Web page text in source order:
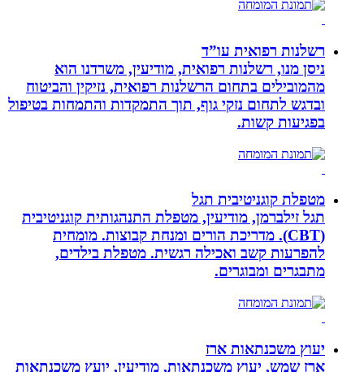
רשלנות רפואית עו”ד
ניסן מנו, רשלנות רפואית, מודיעין, משרדנו הוא
מהמובילים בתחום הרשלנות רפואית, נזיקין והביטוח
ובדגש לתחום נזקי גוף, תוך התמקדות והתמחות בטיפול
בפגיעות קשות.
מטפלת קוגניטיבית תגל
תגל זילברמן, מודיעין, מטפלת התנהגותית קוגניטיבית
(CBT). מדריכת הורים ומנחת קבוצות. מומחית
להפרעות קשב ואכילה רגשית. מטפלת בילדים,
מתבגרים ומבוגרים.
יעוץ משכנתאות ארז
ארז שמש, יעוץ משכנתאות, מודיעין, יועץ משכנתאות